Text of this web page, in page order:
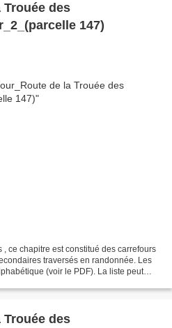
des
147)
ce chapitre est constitué des carrefours
traversés en randonnée. Les
(voir le PDF). La liste peut
des